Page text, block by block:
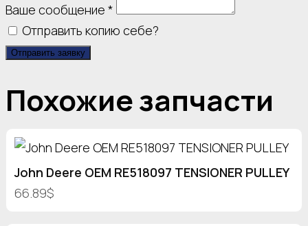
Ваше сообщение *
Отправить копию себе?
Отправить заявку
Похожие запчасти
John Deere OEM RE518097 TENSIONER PULLEY
66.89$